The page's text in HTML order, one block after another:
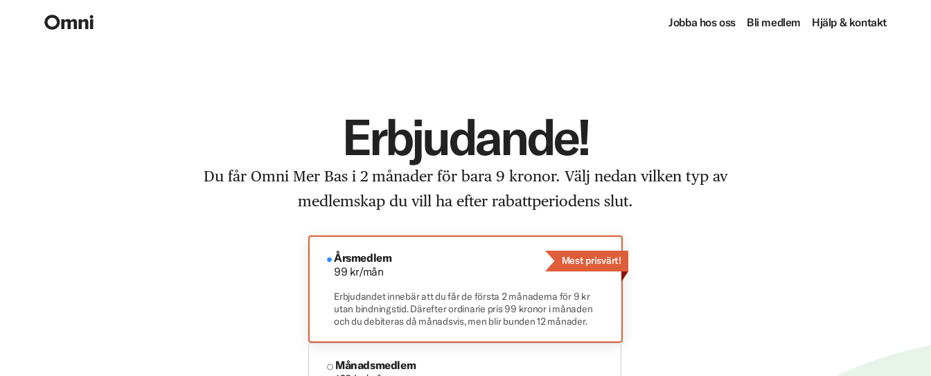
Jobba hos oss Bli medlem Hjälp & kontakt
Erbjudande!
Du får Omni Mer Bas i 2 månader för bara 9 kronor. Välj nedan vilken typ av
medlemskap du vill ha efter rabattperiodens slut.
Årsmedlem
99 kr/mån
Erbjudandet innebär att du får de första 2 månaderna för 9 kr
utan bindningstid. Därefter ordinarie pris 99 kronor i månaden
och du debiteras då månadsvis, men blir bunden 12 månader.
Mest prisvärt!
Månadsmedlem